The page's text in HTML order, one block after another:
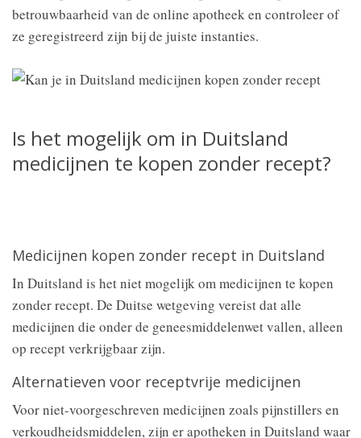
betrouwbaarheid van de online apotheek en controleer of
ze geregistreerd zijn bij de juiste instanties.
Is het mogelijk om in Duitsland
medicijnen te kopen zonder recept?
Medicijnen kopen zonder recept in Duitsland
In Duitsland is het niet mogelijk om medicijnen te kopen
zonder recept. De Duitse wetgeving vereist dat alle
medicijnen die onder de geneesmiddelenwet vallen, alleen
op recept verkrijgbaar zijn.
Alternatieven voor receptvrije medicijnen
Voor niet-voorgeschreven medicijnen zoals pijnstillers en
verkoudheidsmiddelen, zijn er apotheken in Duitsland waar